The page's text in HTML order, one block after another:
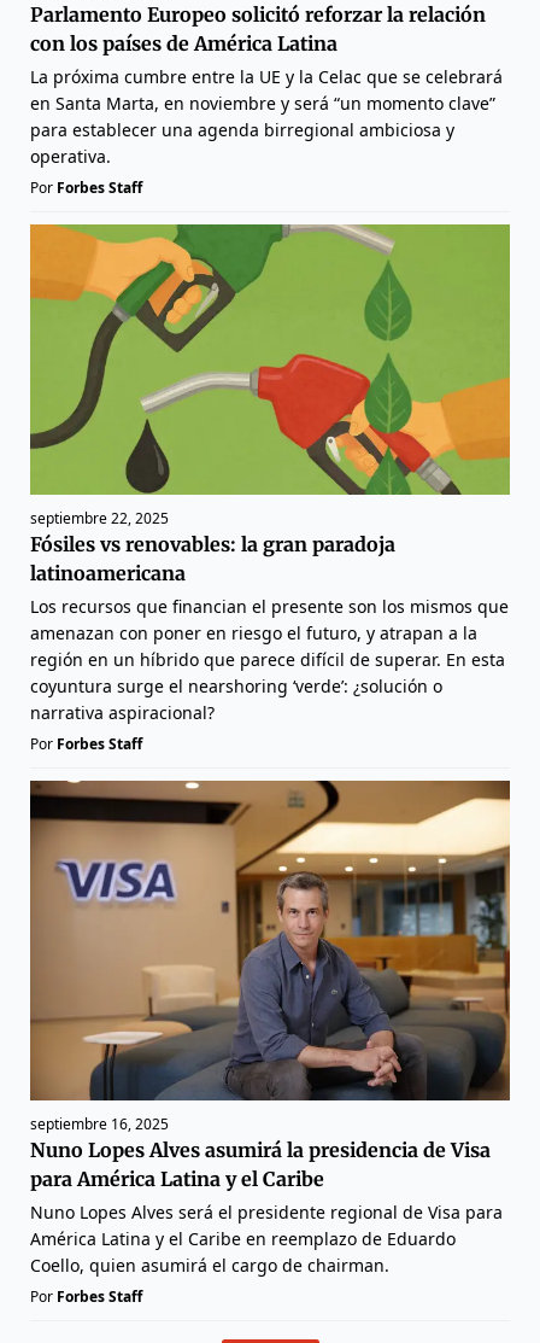
Parlamento Europeo solicitó reforzar la relación
con los países de América Latina
La próxima cumbre entre la UE y la Celac que se celebrará
en Santa Marta, en noviembre y será “un momento clave”
para establecer una agenda birregional ambiciosa y
operativa.
Por Forbes Staff
septiembre 22, 2025
Fósiles vs renovables: la gran paradoja
latinoamericana
Los recursos que financian el presente son los mismos que
amenazan con poner en riesgo el futuro, y atrapan a la
región en un híbrido que parece difícil de superar. En esta
coyuntura surge el nearshoring ‘verde’: ¿solución o
narrativa aspiracional?
Por Forbes Staff
septiembre 16, 2025
Nuno Lopes Alves asumirá la presidencia de Visa
para América Latina y el Caribe
Nuno Lopes Alves será el presidente regional de Visa para
América Latina y el Caribe en reemplazo de Eduardo
Coello, quien asumirá el cargo de chairman.
Por Forbes Staff